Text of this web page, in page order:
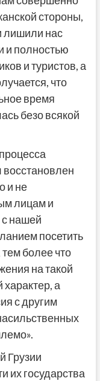
стороны,
лишили нас
и полностью
и туристов, а
что
время
безо всякой
и не
лицам и
нашей
посетить
более что
на такой
характер, а
с другим
Грузии
их государства